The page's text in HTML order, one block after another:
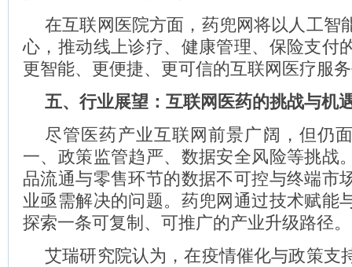
在互联网医院方面，药兜网将以人工智
心，推动线上诊疗、健康管理、保险支付
更智能、更便捷、更可信的互联网医疗服
五、行业展望：互联网医药的挑战与机
尽管医药产业互联网前景广阔，但仍
一、政策监管趋严、数据安全风险等挑战
品流通与零售环节的数据不可控与终端市
业亟需解决的问题。药兜网通过技术赋能
探索一条可复制、可推广的产业升级路径。
艾瑞研究院认为，在疫情催化与政策支